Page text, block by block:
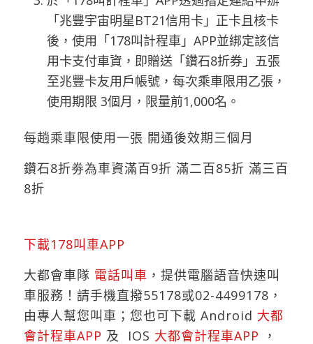
「兆豐宇宙明星BT21信用卡」正卡且核卡
後，使用「178叫計程車」APP並綁定該信
用卡支付車資，即贈送「鑽石8折券」五張
至兆豐卡友用戶帳號，每次乘車限用乙張，
使用期限 3個月，限量前1,000名。
每趟乘車限使用一張 開通後效期三個月
鑽石8折劵為車資滿百9折 滿二百85折 滿三百
8折
下載178叫車APP
大都會車隊 電話叫車 ，提供電腦語音快速叫
車服務！請手機直撥55178或02-4499178，
由專人幫您叫車；您也可下載 Android 大都
會計程車APP 及 IOS 大都會計程車APP ，